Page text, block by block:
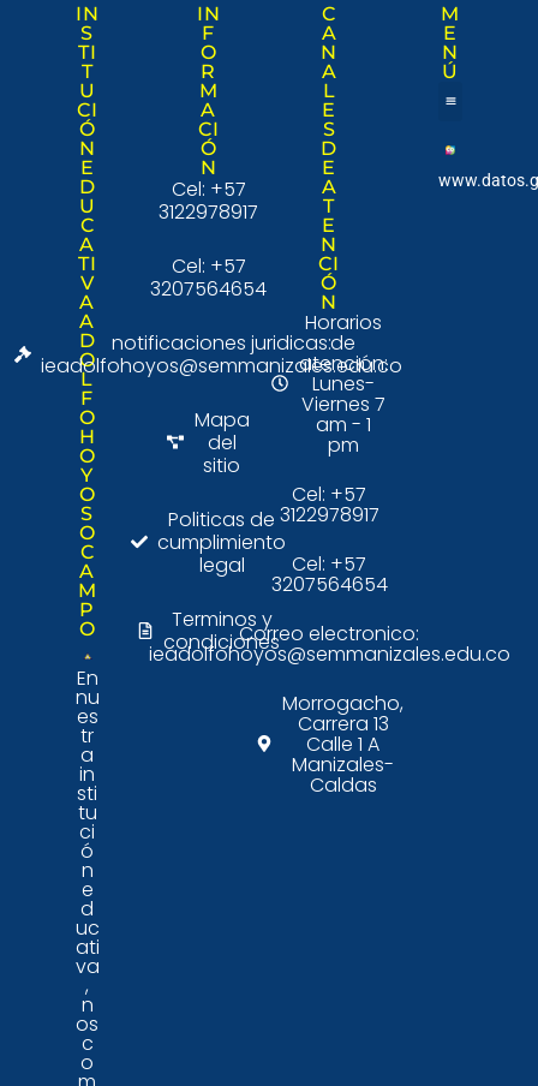
IN
S
TI
T
U
CI
Ó
N
E
D
U
C
A
TI
V
A
A
D
O
L
F
O
H
O
Y
O
S
O
C
A
M
P
O
En
nu
es
tr
a
in
sti
tu
ci
ó
n
e
d
uc
ati
va
,
n
os
c
o
IN
F
O
R
M
A
CI
Ó
N
Cel: +57
3122978917
Cel: +57
3207564654
notificaciones juridicas:
ieadolfohoyos@semmanizales.edu.co
Mapa
del
sitio
Politicas de
cumplimiento
legal
Terminos y
condiciones
C
A
N
A
L
E
S
D
E
A
T
E
N
CI
Ó
N
Horarios
de
atención:
Lunes-
Viernes 7
am - 1
pm
Cel: +57
3122978917
Cel: +57
3207564654
Correo electronico:
ieadolfohoyos@semmanizales.edu.co
Morrogacho,
Carrera 13
Calle 1 A
Manizales-
Caldas
M
E
N
Ú